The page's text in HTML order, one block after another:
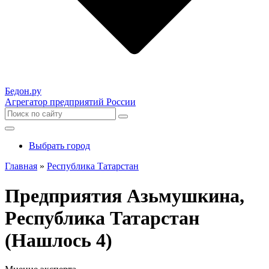
Бедон.ру
Агрегатор предприятий России
Выбрать город
Главная » Республика Татарстан
Предприятия Азьмушкина,
Республика Татарстан
(Нашлось 4)